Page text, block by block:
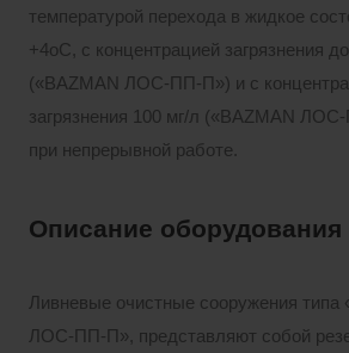
температурой перехода в жидкое
+4оС, с концентрацией загрязнения
(«BAZMAN ЛОС-ПП-П») и с
загрязнения 100 мг/л («BAZMAN
при непрерывной работе.
Описание оборудования
Ливневые очистные сооружения типа
ЛОС-ПП-П», представляют собой